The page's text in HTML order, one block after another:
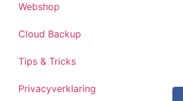
Webshop
Cloud Backup
Tips & Tricks
Privacyverklaring